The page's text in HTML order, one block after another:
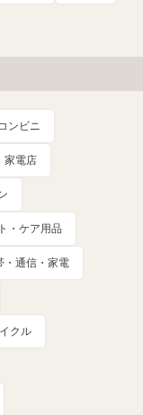
ンビニ
家電店
・ケア用品
・通信・家電
クル